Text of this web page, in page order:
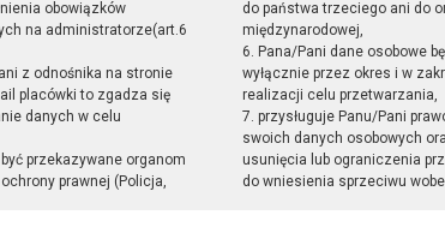
obowiązków
na administratorze(art.6
z odnośnika na stronie
placówki to zgadza się
danych w celu
przekazywane organom
prawnej (Policja,
do państwa trzeciego ani do
międzynarodowej,
6. Pana/Pani dane osobowe
wyłącznie przez okres i w
realizacji celu przetwarzania,
7. przysługuje Panu/Pani
swoich danych osobowych
usunięcia lub ograniczenia
do wniesienia sprzeciwu